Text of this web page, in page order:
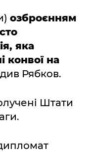
озброєнням
яка
конвої на
Рябков.
Штати